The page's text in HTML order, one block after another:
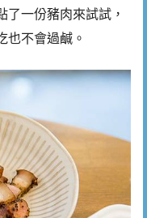
了一份豬肉來試試，
也不會過鹹。